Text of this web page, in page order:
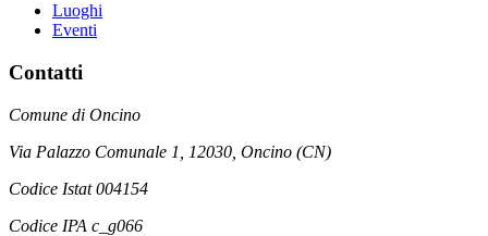
Luoghi
Eventi
Contatti
Comune di Oncino
Via Palazzo Comunale 1, 12030, Oncino (CN)
Codice Istat 004154
Codice IPA c_g066